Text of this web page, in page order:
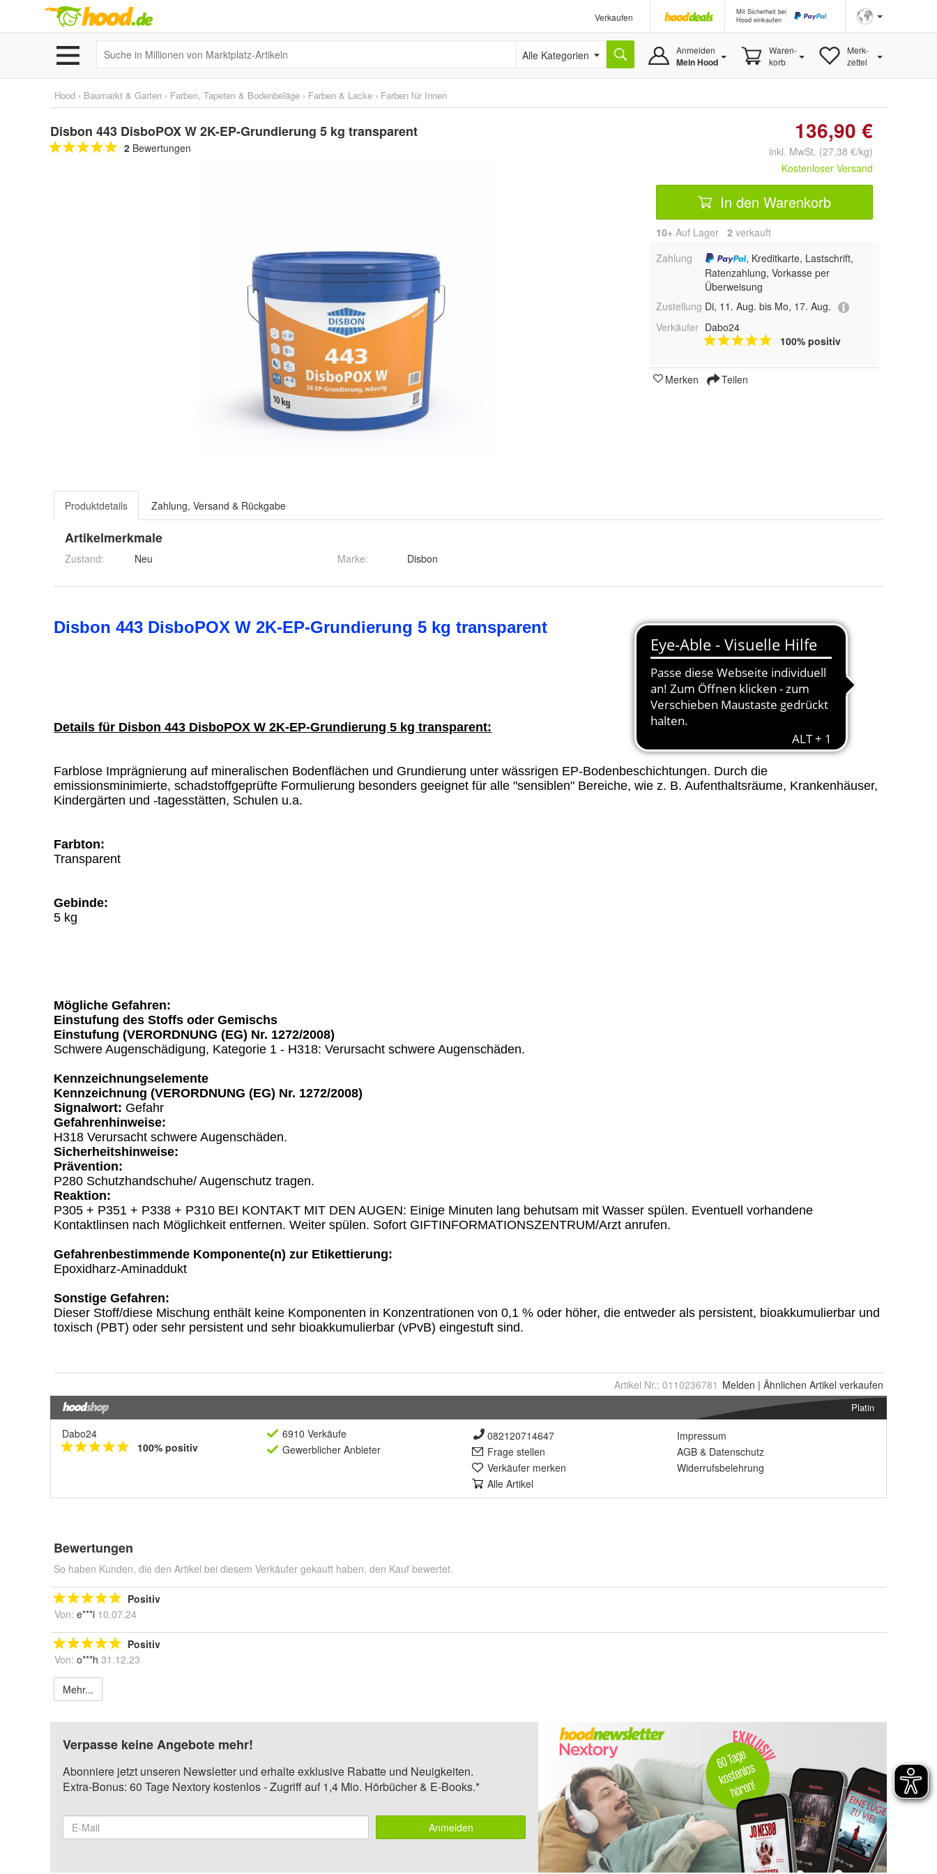
Verkaufen
Mit Sicherheit bei
Hood einkaufen
Alle Kategorien Anmelden
Mein Hood
Waren-
korb
Merk-
zettel
Hood › Baumarkt & Garten › Farben, Tapeten & Bodenbeläge › Farben & Lacke › Farben für Innen
Disbon 443 DisboPOX W 2K-EP-Grundierung 5 kg transparent
2 Bewertungen
136,90 €
inkl. MwSt. (27,38 €/kg)
Kostenloser Versand
In den Warenkorb
10+ Auf Lager 2 verkauft
Zahlung
, Kreditkarte, Lastschrift,
Ratenzahlung, Vorkasse per
Überweisung
Zustellung Di, 11. Aug. bis Mo, 17. Aug.
Verkäufer Dabo24
100% positiv
Merken Teilen
Produktdetails Zahlung, Versand & Rückgabe
Artikelmerkmale
Zustand: Neu Marke: Disbon
Artikel Nr.: 0110236781 Melden | Ähnlichen Artikel verkaufen
Platin
Dabo24
100% positiv
6910 Verkäufe
Gewerblicher Anbieter
082120714647
Frage stellen
Verkäufer merken
Alle Artikel
Impressum
AGB & Datenschutz
Widerrufsbelehrung
Bewertungen
So haben Kunden, die den Artikel bei diesem Verkäufer gekauft haben, den Kauf bewertet.
Positiv
Von: e***i 10.07.24
Positiv
Von: o***h 31.12.23
Mehr...
Verpasse keine Angebote mehr!
Abonniere jetzt unseren Newsletter und erhalte exklusive Rabatte und Neuigkeiten.
Extra-Bonus: 60 Tage Nextory kostenlos - Zugriff auf 1,4 Mio. Hörbücher & E-Books.*
Anmelden